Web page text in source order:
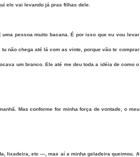
ele vai levando já pras filhas dele.
pessoa muito bacana. É por isso que eu vou levar
não chega até lá com as vinte, porque vão te comprar
um branco. Ele até me deu toda a idéia de como o
Mas conforme for minha força de vontade, o meu
lixadeira, etc —, mas aí a minha geladeira queimou. A